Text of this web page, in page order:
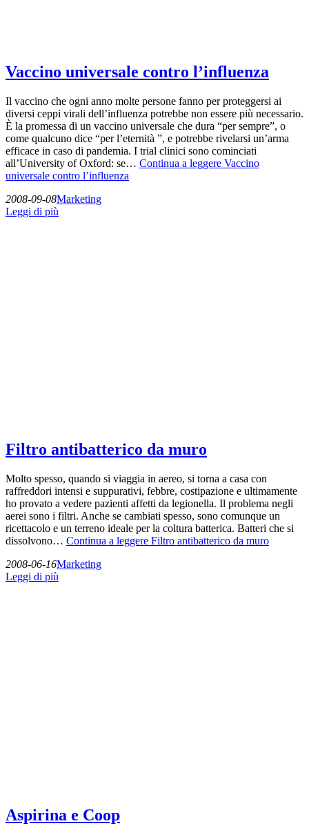
Vaccino universale contro l’influenza
Il vaccino che ogni anno molte persone fanno per proteggersi ai
diversi ceppi virali dell’influenza potrebbe non essere più necessario.
È la promessa di un vaccino universale che dura “per sempre”, o
come qualcuno dice “per l’eternità ”, e potrebbe rivelarsi un’arma
efficace in caso di pandemia. I trial clinici sono cominciati
all’University of Oxford: se… Continua a leggere Vaccino
universale contro l’influenza
2008-09-08Marketing
Leggi di più
Filtro antibatterico da muro
Molto spesso, quando si viaggia in aereo, si torna a casa con
raffreddori intensi e suppurativi, febbre, costipazione e ultimamente
ho provato a vedere pazienti affetti da legionella. Il problema negli
aerei sono i filtri. Anche se cambiati spesso, sono comunque un
ricettacolo e un terreno ideale per la coltura batterica. Batteri che si
dissolvono… Continua a leggere Filtro antibatterico da muro
2008-06-16Marketing
Leggi di più
Aspirina e Coop